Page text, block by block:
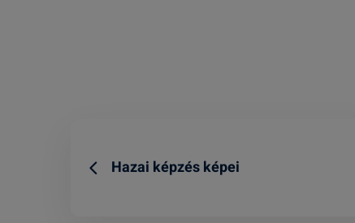
Hazai képzés képei